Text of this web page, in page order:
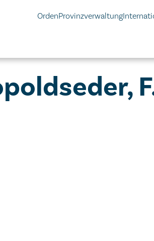
OrdenProvinzverwaltung